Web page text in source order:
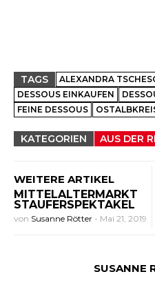
TAGS ALEXANDRA
DESSOUS EINKAUFEN
FEINE DESSOUS
KATEGORIEN AUS DER
WEITERE ARTIKEL
MITTELALTERMARKT
STAUFERSPEKTAKEL
von Susanne Rötter - Mai 21, 2019
SUSANNE